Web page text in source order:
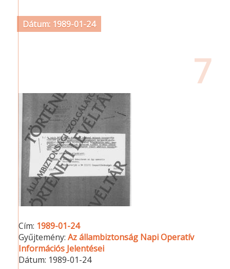
Dátum: 1989-01-24
7
Cím: 1989-01-24
Gyűjtemény:Az állambiztonság Napi Operatív
Információs Jelentései
Dátum: 1989-01-24